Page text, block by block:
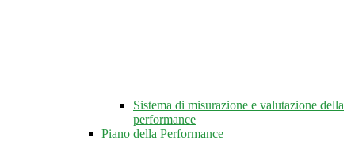
Sistema di misurazione e valutazione della
performance
Piano della Performance